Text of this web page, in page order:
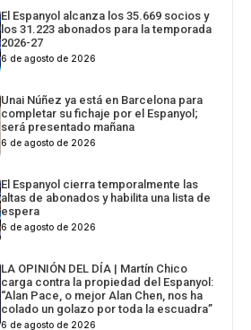
El Espanyol alcanza los 35.669 socios y
los 31.223 abonados para la temporada
2026-27
6 de agosto de 2026
Unai Núñez ya está en Barcelona para
completar su fichaje por el Espanyol;
será presentado mañana
6 de agosto de 2026
El Espanyol cierra temporalmente las
altas de abonados y habilita una lista de
espera
6 de agosto de 2026
LA OPINIÓN DEL DÍA | Martín Chico
carga contra la propiedad del Espanyol:
“Alan Pace, o mejor Alan Chen, nos ha
colado un golazo por toda la escuadra”
6 de agosto de 2026